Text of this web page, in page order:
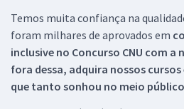
Temos muita confiança na
foram milhares de aprovados em
inclusive no Concurso CNU com a
fora dessa, adquira nossos cursos
que tanto sonhou no meio